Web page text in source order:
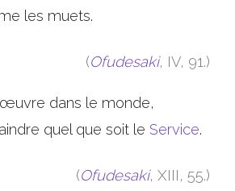
les muets.
(Ofudesaki, IV, 91.)
dans le monde,
quel que soit le Service.
(Ofudesaki, XIII, 55.)